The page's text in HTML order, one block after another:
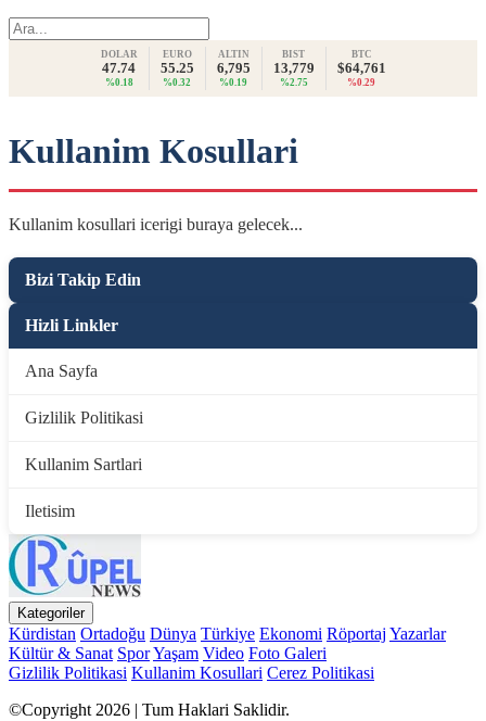
DOLAR
47.74
%0.18
EURO
55.25
%0.32
ALTIN
6,795
%0.19
BIST
13,779
%2.75
BTC
$64,761
%0.29
Kullanim Kosullari
Kullanim kosullari icerigi buraya gelecek...
Bizi Takip Edin
Hizli Linkler
Ana Sayfa
Gizlilik Politikasi
Kullanim Sartlari
Iletisim
Kategoriler
Kürdistan Ortadoğu Dünya Türkiye Ekonomi Röportaj Yazarlar
Kültür & Sanat SporYaşam Video Foto Galeri
Gizlilik Politikasi Kullanim Kosullari Cerez Politikasi
©Copyright 2026 | Tum Haklari Saklidir.